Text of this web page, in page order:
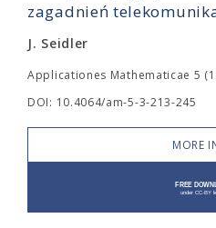
zagadnień
J. Seidler
Applicationes Mathematicae 5
DOI: 10.4064/am-5-3-213-245
MORE